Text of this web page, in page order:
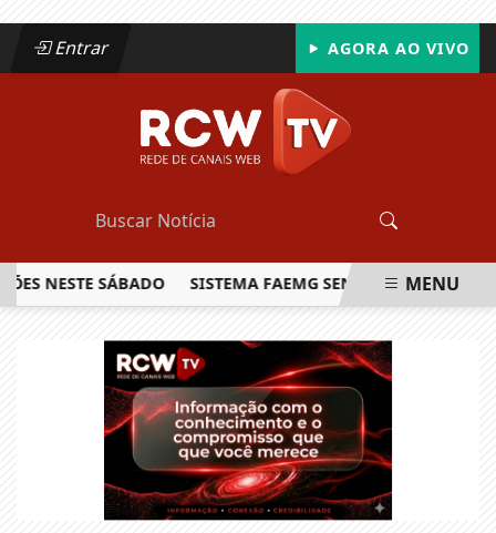
Entrar AGORA AO VIVO
SÁBADO SISTEMA FAEMG SENAR LANÇA OMENU